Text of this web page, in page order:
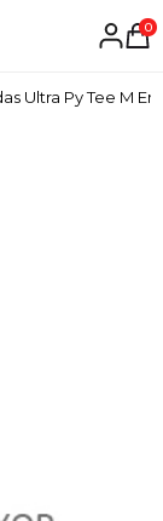
0
Ultra Py Tee M